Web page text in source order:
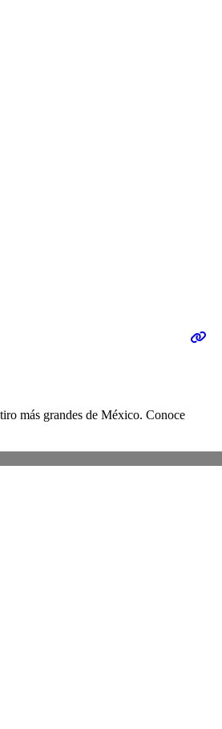
más grandes de México. Conoce